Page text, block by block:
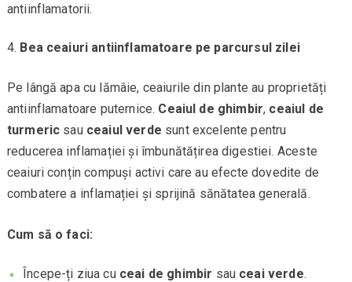
antiinflamatorii.
Bea ceaiuri antiinflamatoare pe parcursul zilei
Pe lângă apa cu lămâie, ceaiurile din plante au proprietăți
antiinflamatoare puternice. Ceaiul de ghimbir, ceaiul de
turmeric sau ceaiul verde sunt excelente pentru
reducerea inflamației și îmbunătățirea digestiei. Aceste
ceaiuri conțin compuși activi care au efecte dovedite de
combatere a inflamației și sprijină sănătatea generală.
Cum să o faci:
Începe-ți ziua cu ceai de ghimbir sau ceai verde.